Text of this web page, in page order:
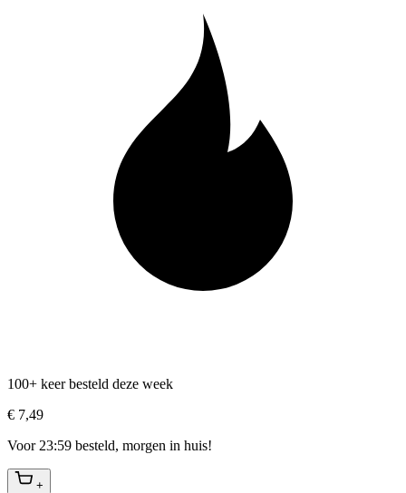
100+ keer besteld deze week
€ 7,49
Voor 23:59 besteld, morgen in huis!
+